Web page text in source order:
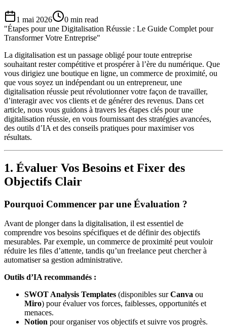
1 mai 2026 0 min read
"Étapes pour une Digitalisation Réussie : Le Guide Complet pour
Transformer Votre Entreprise"
La digitalisation est un passage obligé pour toute entreprise
souhaitant rester compétitive et prospérer à l’ère du numérique. Que
vous dirigiez une boutique en ligne, un commerce de proximité, ou
que vous soyez un indépendant ou un entrepreneur, une
digitalisation réussie peut révolutionner votre façon de travailler,
d’interagir avec vos clients et de générer des revenus. Dans cet
article, nous vous guidons à travers les étapes clés pour une
digitalisation réussie, en vous fournissant des stratégies avancées,
des outils d’IA et des conseils pratiques pour maximiser vos
résultats.
1. Évaluer Vos Besoins et Fixer des
Objectifs Clair
Pourquoi Commencer par une Évaluation ?
Avant de plonger dans la digitalisation, il est essentiel de
comprendre vos besoins spécifiques et de définir des objectifs
mesurables. Par exemple, un commerce de proximité peut vouloir
réduire les files d’attente, tandis qu’un freelance peut chercher à
automatiser sa gestion administrative.
Outils d’IA recommandés :
SWOT Analysis Templates (disponibles surCanva ou
Miro) pour évaluer vos forces, faiblesses, opportunités et
menaces.
Notion pour organiser vos objectifs et suivre vos progrès.